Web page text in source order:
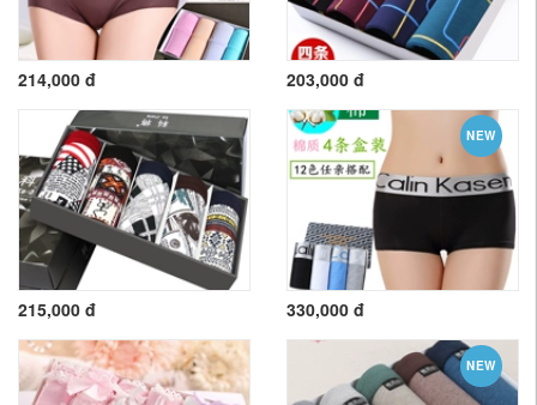
214,000 đ 203,000 đ
215,000 đ
NEW
330,000 đ
NEW